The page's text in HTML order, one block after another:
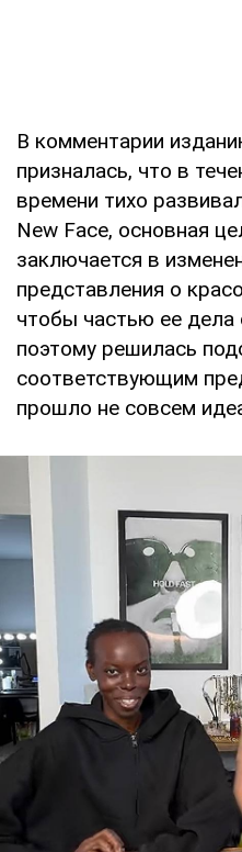
В комментарии
призналась, что в
времени тихо
New Face, основная
заключается в
представления о
чтобы частью ее дела
поэтому решилась
соответствующим
прошло не совсем